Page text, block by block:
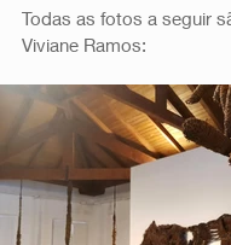
Todas as fotos a seguir
Viviane Ramos: